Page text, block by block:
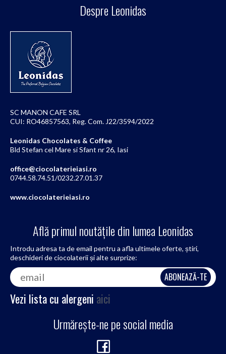
Despre Leonidas
SC MANON CAFE SRL
CUI: RO46857563, Reg. Com. J22/3594/2022
Leonidas Chocolates & Coffee
Bld Stefan cel Mare si Sfant nr 26, Iasi
office@ciocolaterieiasi.ro
0744.58.74.51/0232.27.01.37
www.ciocolaterieiasi.ro
Află primul noutățile din lumea Leonidas
Introdu adresa ta de email pentru a afla ultimele oferte, știri,
deschideri de ciocolaterii și alte surprize:
Vezi lista cu alergeni aici
Urmărește-ne pe social media